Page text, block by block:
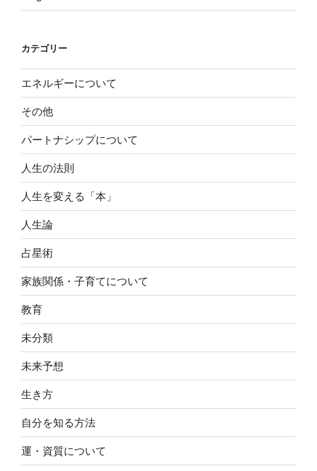
カテゴリー
エネルギーについて
その他
パートナシップについて
人生の法則
人生を変える「本」
人生論
占星術
家族関係・子育てについて
教育
未分類
未来予想
生き方
自分を知る方法
運・資質について